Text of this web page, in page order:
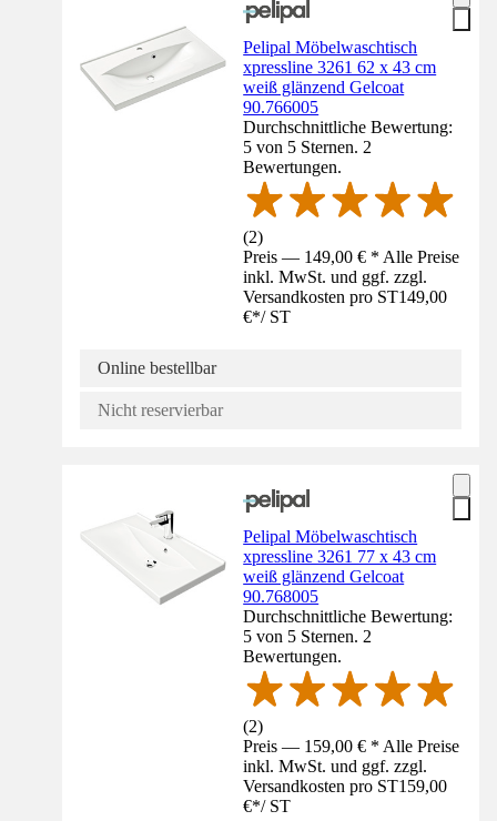
Pelipal Möbelwaschtisch
xpressline 3261 62 x 43 cm
weiß glänzend Gelcoat
90.766005
Durchschnittliche Bewertung:
5 von 5 Sternen. 2
Bewertungen.
(2)
Preis — 149,00 € * Alle Preise
inkl. MwSt. und ggf. zzgl.
Versandkosten pro ST149,00
€*/ ST
Online bestellbar
Nicht reservierbar
Pelipal Möbelwaschtisch
xpressline 3261 77 x 43 cm
weiß glänzend Gelcoat
90.768005
Durchschnittliche Bewertung:
5 von 5 Sternen. 2
Bewertungen.
(2)
Preis — 159,00 € * Alle Preise
inkl. MwSt. und ggf. zzgl.
Versandkosten pro ST159,00
€*/ ST